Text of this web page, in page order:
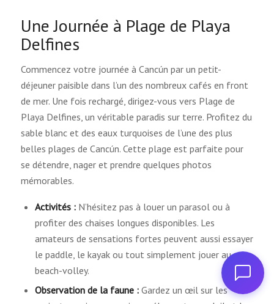
Une Journée à Plage de Playa
Delfines
Commencez votre journée à Cancún par un petit-
déjeuner paisible dans l’un des nombreux cafés en front
de mer. Une fois rechargé, dirigez-vous vers Plage de
Playa Delfines, un véritable paradis sur terre. Profitez du
sable blanc et des eaux turquoises de l’une des plus
belles plages de Cancún. Cette plage est parfaite pour
se détendre, nager et prendre quelques photos
mémorables.
Activités :N’hésitez pas à louer un parasol ou à
profiter des chaises longues disponibles. Les
amateurs de sensations fortes peuvent aussi essayer
le paddle, le kayak ou tout simplement jouer au
beach-volley.
Observation de la faune :Gardez un œil sur les